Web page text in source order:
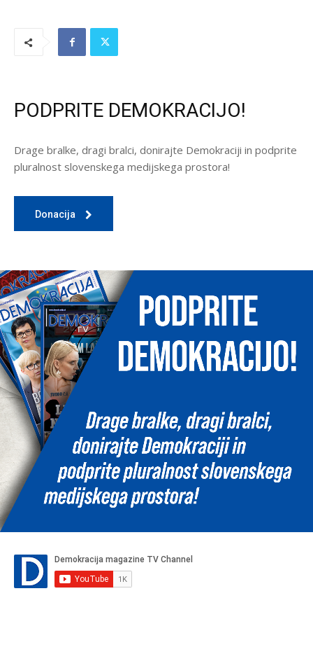
PODPRITE DEMOKRACIJO!
Drage bralke, dragi bralci, donirajte Demokraciji in podprite
pluralnost slovenskega medijskega prostora!
Donacija